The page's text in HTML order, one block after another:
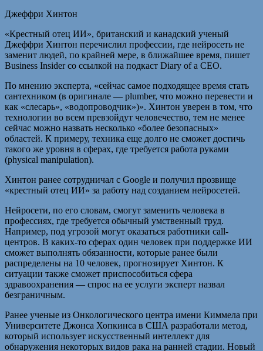
Джеффри Хинтон
«Крестный отец ИИ», британский и канадский ученый
Джеффри Хинтон перечислил профессии, где нейросеть не
заменит людей, по крайней мере, в ближайшее время, пишет
Business Insider со ссылкой на подкаст Diary of a CEO.
По мнению эксперта, «сейчас самое подходящее время стать
сантехником (в оригинале — plumber, что можно перевести и
как «слесарь», «водопроводчик»)». Хинтон уверен в том, что
технологии во всем превзойдут человечество, тем не менее
сейчас можно назвать несколько «более безопасных»
областей. К примеру, техника еще долго не сможет достичь
такого же уровня в сферах, где требуется работа руками
(physical manipulation).
Хинтон ранее сотрудничал с Google и получил прозвище
«крестный отец ИИ» за работу над созданием нейросетей.
Нейросети, по его словам, смогут заменить человека в
профессиях, где требуется обычный умственный труд.
Например, под угрозой могут оказаться работники call-
центров. В каких-то сферах один человек при поддержке ИИ
сможет выполнять обязанности, которые ранее были
распределены на 10 человек, прогнозирует Хинтон. К
ситуации также сможет приспособиться сфера
здравоохранения — спрос на ее услуги эксперт назвал
безграничным.
Ранее ученые из Онкологического центра имени Киммела при
Университете Джонса Хопкинса в США разработали метод,
который использует искусственный интеллект для
обнаружения некоторых видов рака на ранней стадии. Новый